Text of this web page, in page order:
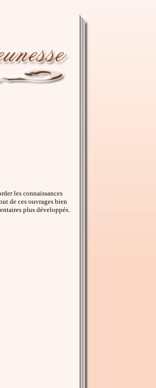
les connaissances
de ces ouvrages bien
plus développés.